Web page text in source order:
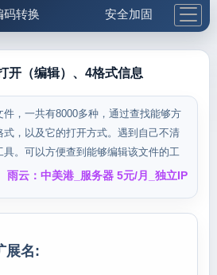
码转换 安全加固
活便民 更多工具
支付宝大红包
开（编辑）、4格式信息
，一共有8000多种，通过查找能够方
，以及它的打开方式。遇到自己不清
。可以方便查到能够编辑该文件的工
雨云：中美港_服务器 5元/月_独立IP
展名: